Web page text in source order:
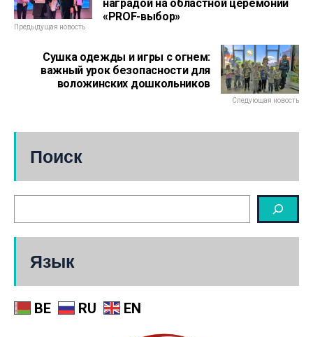
наградой на областной церемонии
«PROF-выбор»
Предыдущая новость
Сушка одежды и игры с огнем:
важный урок безопасности для
воложинских дошкольников
Следующая новость
Поиск
Язык
BE RU EN